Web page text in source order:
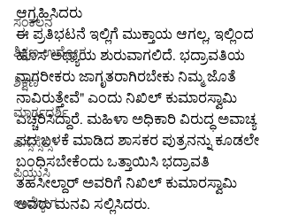
ಸಂಕಲನ
ಶಿಕ್ಷಣ-ಉದ್ಯೋಗ
ಶಿಕ್ಷಣ
ಮಾರ್ಗದರ್ಶಿ
ಎಸ್ಸೆಸ್ಸೆಲ್ಸಿ
ಪಿಯುಸಿ
ಉದ್ಯೋಗ
ಆಗ್ರಹಿಸಿದರು
ಈ ಪ್ರತಿಭಟನೆ ಇಲ್ಲಿಗೆ ಮುಕ್ತಾಯ ಆಗಲ್ಲ, ಇಲ್ಲಿಂದ
ಹೊಸ ಅಧ್ಯಾಯ ಶುರುವಾಗಲಿದೆ. ಭದ್ರಾವತಿಯ
ನಾಗರೀಕರು ಜಾಗೃತರಾಗಿರಬೇಕು ನಿಮ್ಮ ಜೊತೆ
ನಾವಿರುತ್ತೇವೆ" ಎಂದು ನಿಖಿಲ್ ಕುಮಾರಸ್ವಾಮಿ
ಎಚ್ಚರಿಸಿದ್ದಾರೆ. ಮಹಿಳಾ ಅಧಿಕಾರಿ ವಿರುದ್ಧ ಅವಾಚ್ಯ
ಪದ ಬಳಕೆ ಮಾಡಿದ ಶಾಸಕರ ಪುತ್ರನನ್ನು ಕೂಡಲೇ
ಬಂಧಿಸಬೇಕೆಂದು ಒತ್ತಾಯಿಸಿ ಭದ್ರಾವತಿ
ತಹಸೀಲ್ದಾರ್ ಅವರಿಗೆ ನಿಖಿಲ್ ಕುಮಾರಸ್ವಾಮಿ
ಅವರು ಮನವಿ ಸಲ್ಲಿಸಿದರು.